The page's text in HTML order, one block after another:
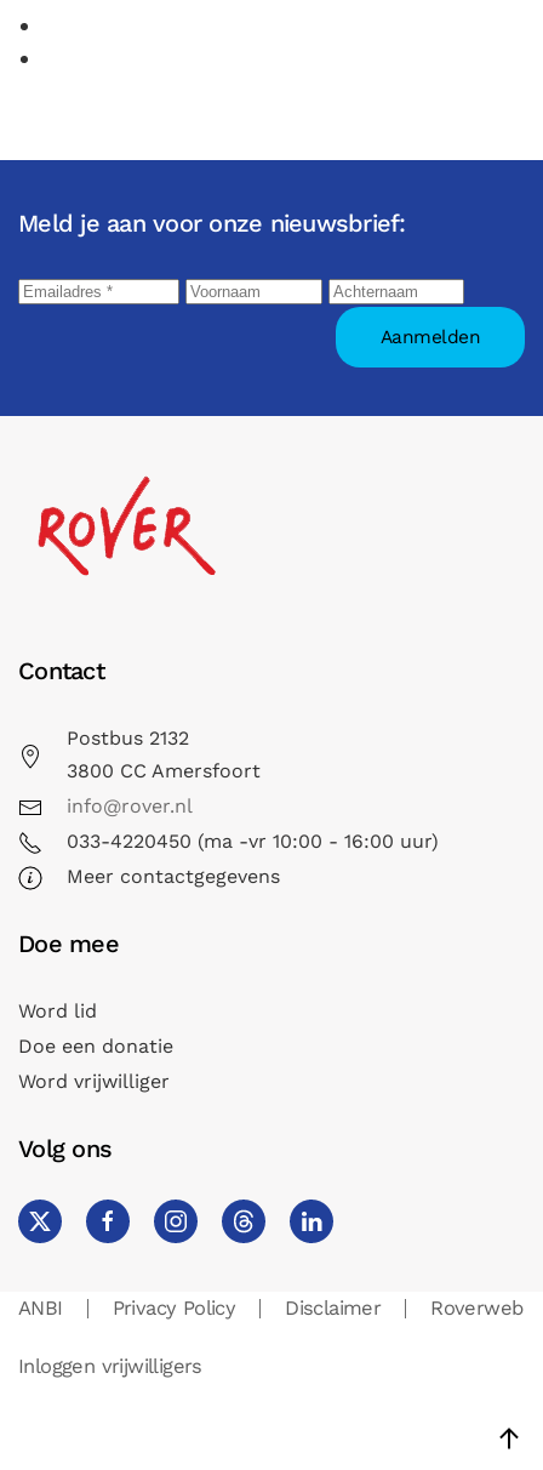
Meld je aan voor onze nieuwsbrief:
Contact
Postbus 2132
3800 CC Amersfoort
info@rover.nl
033-4220450 (ma -vr 10:00 - 16:00 uur)
Meer contactgegevens
Doe mee
Word lid
Doe een donatie
Word vrijwilliger
Volg ons
ANBI Privacy Policy Disclaimer Roverweb
Inloggen vrijwilligers